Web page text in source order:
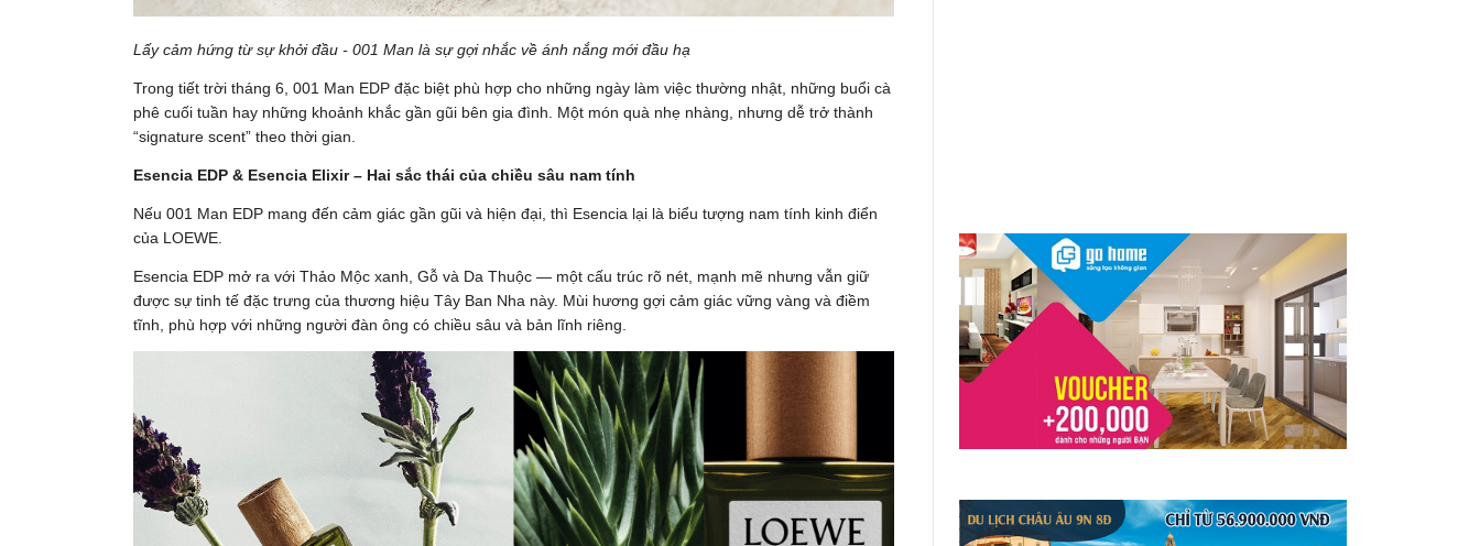
Lấy cảm hứng từ sự khởi đầu - 001 Man là sự gợi nhắc về ánh nắng mới đầu hạ
Trong tiết trời tháng 6, 001 Man EDP đặc biệt phù hợp cho những ngày làm việc thường nhật, những buổi cà
phê cuối tuần hay những khoảnh khắc gần gũi bên gia đình. Một món quà nhẹ nhàng, nhưng dễ trở thành
“signature scent” theo thời gian.
Esencia EDP & Esencia Elixir – Hai sắc thái của chiều sâu nam tính
Nếu 001 Man EDP mang đến cảm giác gần gũi và hiện đại, thì Esencia lại là biểu tượng nam tính kinh điển
của LOEWE.
Esencia EDP mở ra với Thảo Mộc xanh, Gỗ và Da Thuộc — một cấu trúc rõ nét, mạnh mẽ nhưng vẫn giữ
được sự tinh tế đặc trưng của thương hiệu Tây Ban Nha này. Mùi hương gợi cảm giác vững vàng và điềm
tĩnh, phù hợp với những người đàn ông có chiều sâu và bản lĩnh riêng.